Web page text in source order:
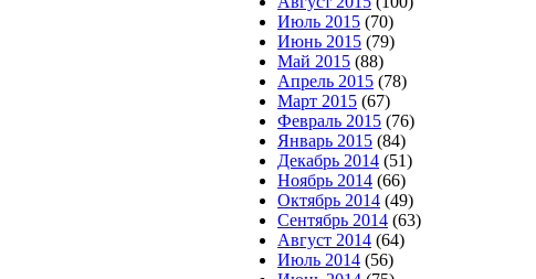
Июль 2015 (70)
Июнь 2015 (79)
Май 2015 (88)
Апрель 2015 (78)
Март 2015 (67)
Февраль 2015 (76)
Январь 2015 (84)
Декабрь 2014 (51)
Ноябрь 2014 (66)
Октябрь 2014 (49)
Сентябрь 2014 (63)
Август 2014 (64)
Июль 2014 (56)